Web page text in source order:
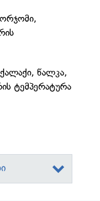
წალკა,
ტემპერატურა